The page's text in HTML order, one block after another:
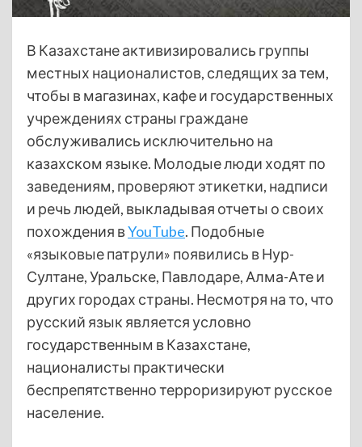
В Казахстане активизировались группы
местных националистов, следящих за тем,
чтобы в магазинах, кафе и государственных
учреждениях страны граждане
обслуживались исключительно на
казахском языке. Молодые люди ходят по
заведениям, проверяют этикетки, надписи
и речь людей, выкладывая отчеты о своих
похождения вYouTube. Подобные
«языковые патрули» появились в Нур-
Султане, Уральске, Павлодаре, Алма-Ате и
других городах страны. Несмотря на то, что
русский язык является условно
государственным в Казахстане,
националисты практически
беспрепятственно терроризируют русское
население.